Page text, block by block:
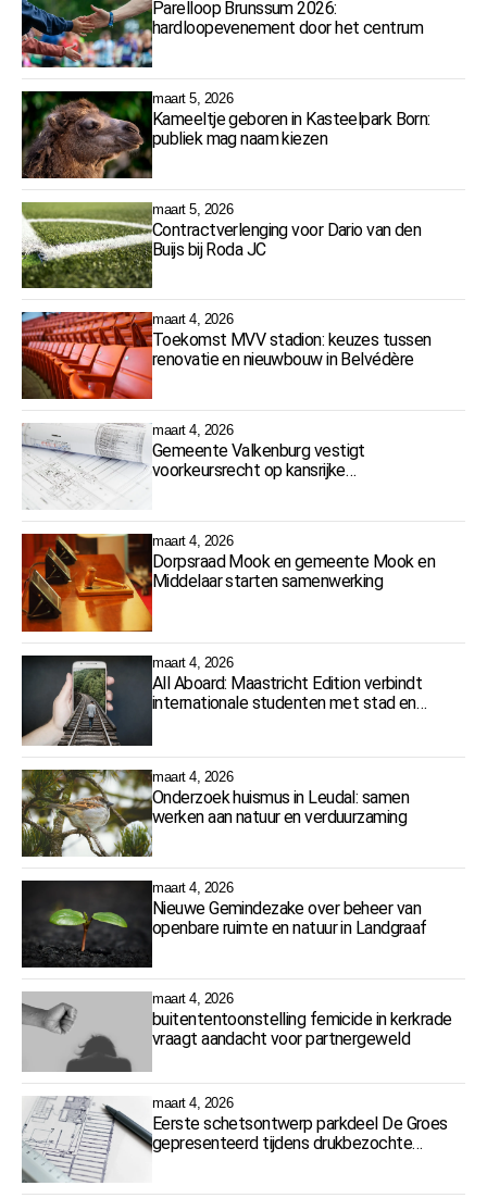
Parelloop Brunssum 2026:
hardloopevenement door het centrum
maart 5, 2026
Kameeltje geboren in Kasteelpark Born:
publiek mag naam kiezen
maart 5, 2026
Contractverlenging voor Dario van den
Buijs bij Roda JC
maart 4, 2026
Toekomst MVV stadion: keuzes tussen
renovatie en nieuwbouw in Belvédère
maart 4, 2026
Gemeente Valkenburg vestigt
voorkeursrecht op kansrijke
maart 4, 2026
Dorpsraad Mook en gemeente Mook en
Middelaar starten samenwerking
maart 4, 2026
All Aboard: Maastricht Edition verbindt
internationale studenten met stad en
maart 4, 2026
Onderzoek huismus in Leudal: samen
werken aan natuur en verduurzaming
maart 4, 2026
Nieuwe Gemindezake over beheer van
openbare ruimte en natuur in Landgraaf
maart 4, 2026
buitententoonstelling femicide in kerkrade
vraagt aandacht voor partnergeweld
maart 4, 2026
Eerste schetsontwerp parkdeel De Groes
gepresenteerd tijdens drukbezochte